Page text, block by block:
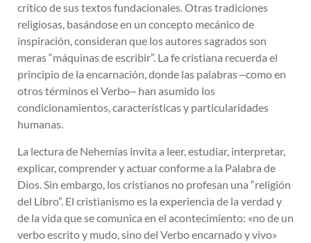
crítico de sus textos fundacionales. Otras tradiciones
religiosas, basándose en un concepto mecánico de
inspiración, consideran que los autores sagrados son
meras “máquinas de escribir”. La fe cristiana recuerda el
principio de la encarnación, donde las palabras ‒como en
otros términos el Verbo‒ han asumido los
condicionamientos, características y particularidades
humanas.
La lectura de Nehemías invita a leer, estudiar, interpretar,
explicar, comprender y actuar conforme a la Palabra de
Dios. Sin embargo, los cristianos no profesan una “religión
del Libro”. El cristianismo es la experiencia de la verdad y
de la vida que se comunica en el acontecimiento: «no de un
verbo escrito y mudo, sino del Verbo encarnado y vivo»